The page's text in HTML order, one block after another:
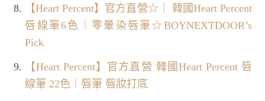
【Heart Percent】官方直營☆｜ 韓國Heart Percent
唇線筆6色｜零暈染唇筆☆BOYNEXTDOOR’s
Pick
【Heart Percent】官方直營 韓國Heart Percent 唇
線筆 22色｜唇筆 唇妝打底